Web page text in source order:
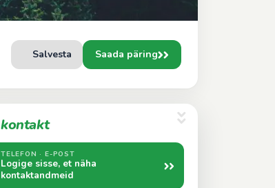
Salvesta Saada päring
kontakt
TELEFON · E-POST
Logige sisse, et näha
kontaktandmeid